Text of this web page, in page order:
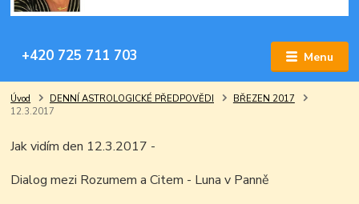
Menu
+420 725 711 703
Úvod DENNÍ ASTROLOGICKÉ PŘEDPOVĚDI
BŘEZEN 2017
12.3.2017
Jak vidím den 12.3.2017 -
Dialog mezi Rozumem a Citem - Luna v Panně